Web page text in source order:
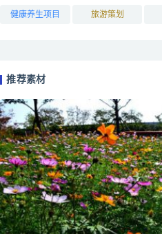
健康养生项目 旅游策划
推荐素材